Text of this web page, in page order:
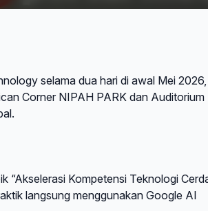
selama dua hari di awal Mei 2026,
Corner NIPAH PARK dan Auditorium
“Akselerasi Kompetensi Teknologi
langsung menggunakan Google AI